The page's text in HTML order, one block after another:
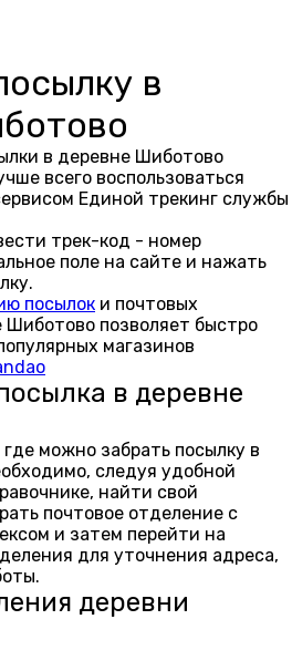
в
в деревне Шиботово
всего воспользоваться
Единой трекинг службы
трек-код - номер
поле на сайте и нажать
посылок и почтовых
Шиботово позволяет быстро
магазинов
в деревне
можно забрать посылку в
следуя удобной
найти свой
почтовое отделение с
и затем перейти на
для уточнения адреса,
деревни